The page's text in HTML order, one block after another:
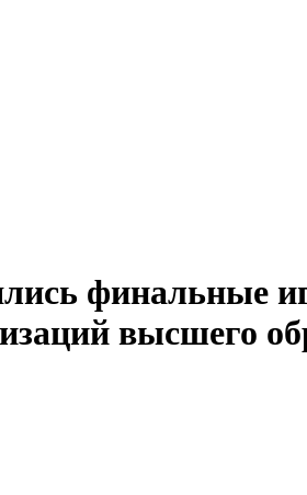
финальные
высшего